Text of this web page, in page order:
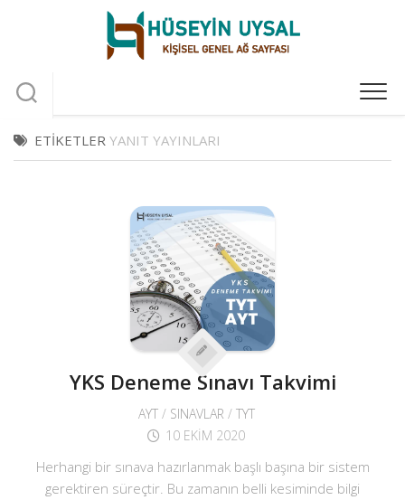
ETIKETLER YANIT YAYINLARI
YKS Deneme Sınavı Takvimi
AYT/ SINAVLAR / TYT
10 EKIM 2020
Herhangi bir sınava hazırlanmak başlı başına bir sistem
gerektiren süreçtir. Bu zamanın belli kesiminde bilgi